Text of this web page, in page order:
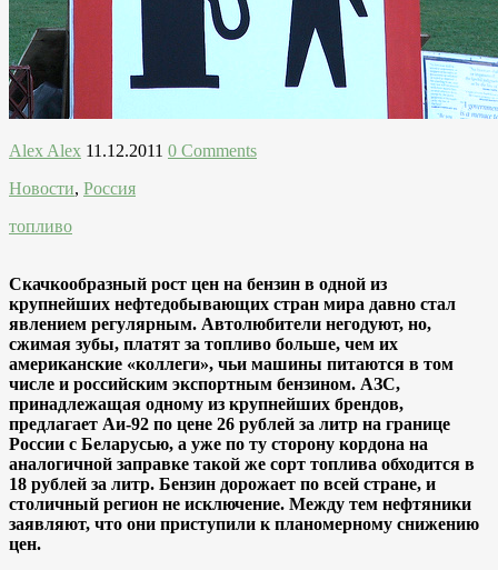
Alex Alex 11.12.2011 0 Comments
Новости, Россия
топливо
Скачкообразный рост цен на бензин в одной из
крупнейших нефтедобывающих стран мира давно стал
явлением регулярным. Автолюбители негодуют, но,
сжимая зубы, платят за топливо больше, чем их
американские «коллеги», чьи машины питаются в том
числе и российским экспортным бензином. АЗС,
принадлежащая одному из крупнейших брендов,
предлагает Аи-92 по цене 26 рублей за литр на границе
России с Беларусью, а уже по ту сторону кордона на
аналогичной заправке такой же сорт топлива обходится в
18 рублей за литр. Бензин дорожает по всей стране, и
столичный регион не исключение. Между тем нефтяники
заявляют, что они приступили к планомерному снижению
цен.